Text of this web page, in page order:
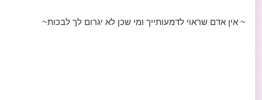
~ אין אדם שראוי לדמעותייך ומי שכן לא יגרום לך לבכות~